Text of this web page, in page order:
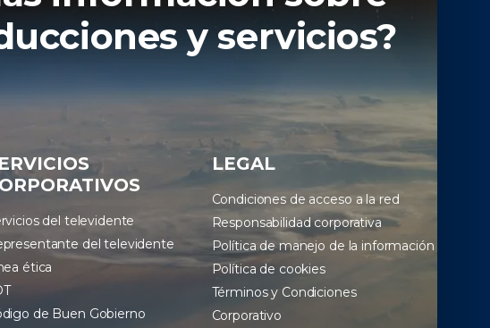
y servicios?
del televidente
del televidente
ética
de Buen Gobierno
LEGAL
Condiciones de acceso a la red
Responsabilidad corporativa
Política de manejo de la información
Política de cookies
Términos y Condiciones
Corporativo